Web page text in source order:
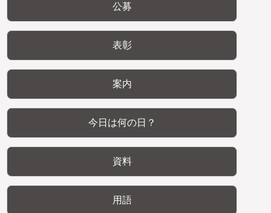
公募
表彰
案内
今日は何の日？
資料
用語